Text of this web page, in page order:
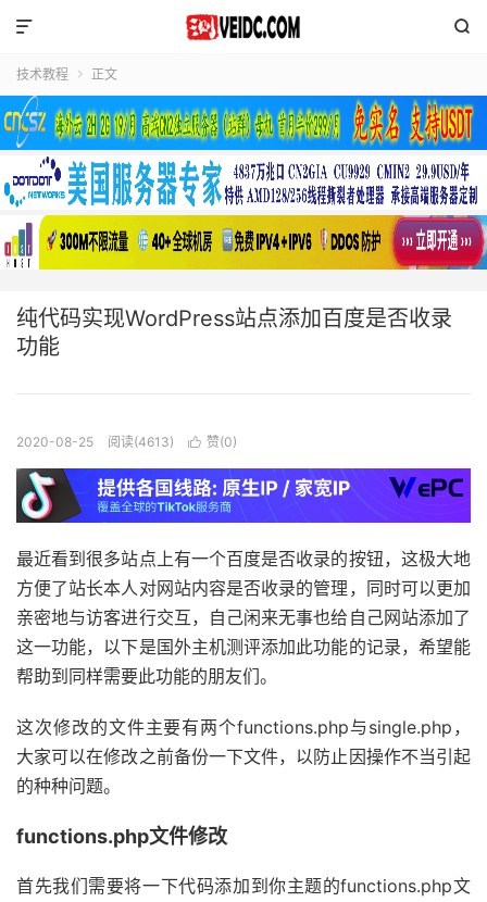


技术教程  正文
纯代码实现WordPress站点添加百度是否收录
功能
2020-08-25 阅读(4613)  赞(0)
最近看到很多站点上有一个百度是否收录的按钮，这极大地
方便了站长本人对网站内容是否收录的管理，同时可以更加
亲密地与访客进行交互，自己闲来无事也给自己网站添加了
这一功能，以下是国外主机测评添加此功能的记录，希望能
帮助到同样需要此功能的朋友们。
这次修改的文件主要有两个functions.php与single.php，
大家可以在修改之前备份一下文件，以防止因操作不当引起
的种种问题。
functions.php文件修改
首先我们需要将一下代码添加到你主题的functions.php文